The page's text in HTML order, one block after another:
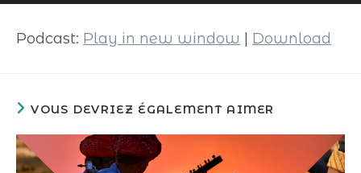
audio
Podcast: Play in new window Download
VOUS DEVRIEZ ÉGALEMENT AIMER